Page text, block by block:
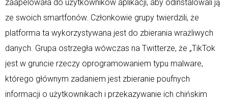
zaapelowała do użytkowników aplikacji, aby odinstalowali ją
ze swoich smartfonów. Członkowie grupy twierdzili, że
platforma ta wykorzystywana jest do zbierania wrażliwych
danych. Grupa ostrzegła wówczas na Twitterze, że „TikTok
jest w gruncie rzeczy oprogramowaniem typu malware,
którego głównym zadaniem jest zbieranie poufnych
informacji o użytkownikach i przekazywanie ich chińskim